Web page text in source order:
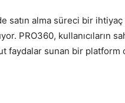
satın alma süreci bir
PRO360, kullanıcıların
faydalar sunan bir platform